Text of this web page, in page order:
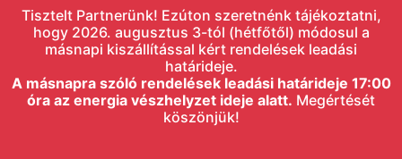
Tisztelt Partnerünk! Ezúton szeretnénk tájékoztatni,
hogy 2026. augusztus 3-tól (hétfőtől) módosul a
másnapi kiszállítással kért rendelések leadási
határideje.
A másnapra szóló rendelések leadási határideje 17:00
óra az energia vészhelyzet ideje alatt. Megértését
köszönjük!